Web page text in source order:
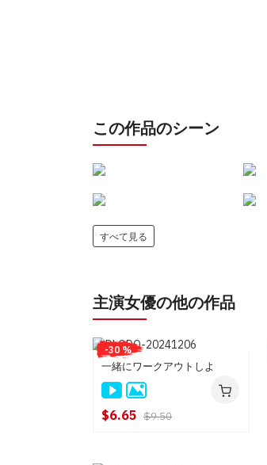
この作品のシーン
すべて見る
主演女優の他の作品
-30 %
一緒にワークアウトしよ
$6.65 $9.50